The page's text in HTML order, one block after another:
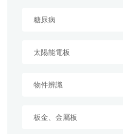
糖尿病
太陽能電板
物件辨識
板金、金屬板